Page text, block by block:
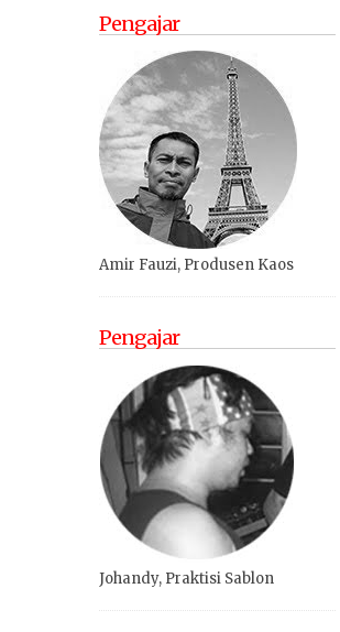
Pengajar
Amir Fauzi, Produsen Kaos
Pengajar
Johandy, Praktisi Sablon